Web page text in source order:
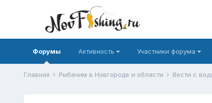
Форумы Активность Участники форума
Главная Рыбачим в Новгороде и области Вести с